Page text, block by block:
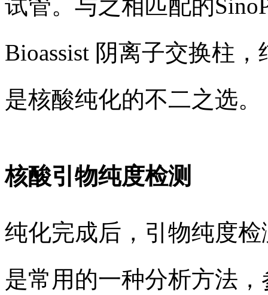
试管。与之相匹配的
Bioassist 阴离子交换柱
是核酸纯化的不二之选。
核酸引物纯度检测
纯化完成后，引物纯度
是常用的一种分析方法，